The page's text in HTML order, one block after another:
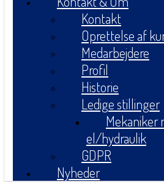
Kontakt
Oprettelse af
Medarbejdere
Profil
Historie
Ledige stillinger
Mekaniker
el/hydraulik
GDPR
Nyheder